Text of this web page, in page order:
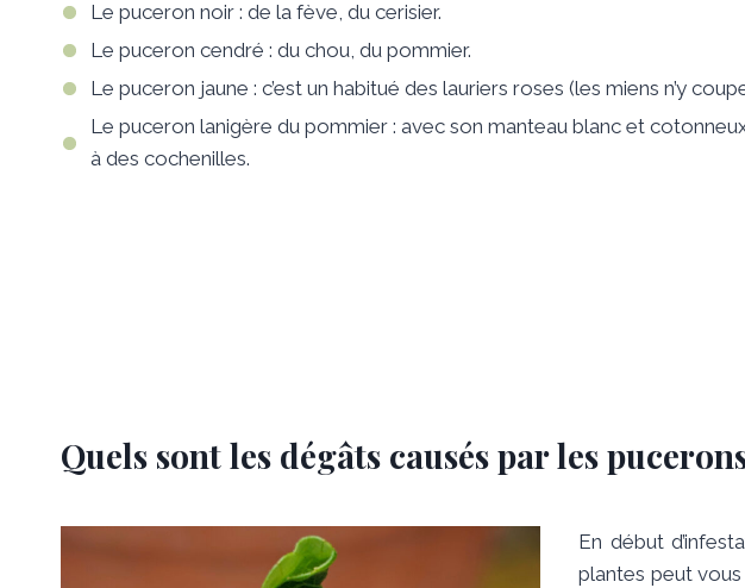
Le puceron noir : de la fève, du cerisier.
Le puceron cendré : du chou, du pommier.
Le puceron jaune : c’est un habitué des lauriers roses (les miens n’y
Le puceron lanigère du pommier : avec son manteau blanc et
à des cochenilles.
Quels sont les dégâts causés par les
En début
plantes peut